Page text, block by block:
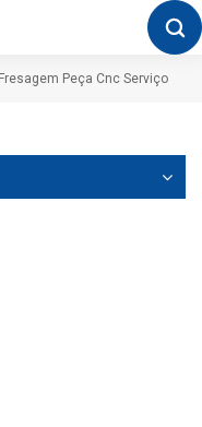
Peça Cnc Serviço